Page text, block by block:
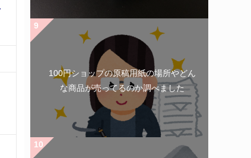
100円ショップの原稿用紙の場所やどん
な商品が売ってるのか調べました